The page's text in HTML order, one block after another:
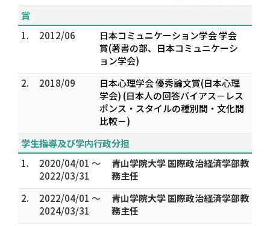
賞
1.
2012/06
日本コミュニケーション学会 学会
賞(著書の部、日本コミュニケーシ
ョン学会)
2.
2018/09
日本心理学会 優秀論文賞(日本心理
学会) (日本人の回答バイアス－レス
ポンス・スタイルの種別間・文化間
比較－)
学生指導及び学内行政分担
1.
2020/04/01 ～
2022/03/31
青山学院大学 国際政治経済学部教
務主任
2.
2022/04/01 ～
2024/03/31
青山学院大学 国際政治経済学部教
務主任